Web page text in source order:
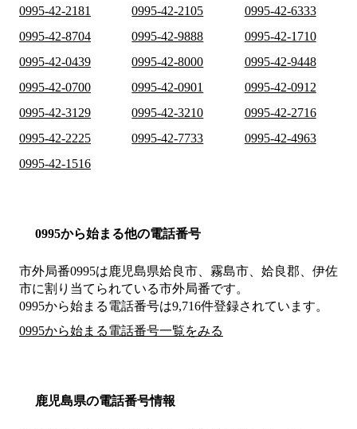
0995-42-2181
0995-42-2105
0995-42-6333
0995-42-8704
0995-42-9888
0995-42-1710
0995-42-0439
0995-42-8000
0995-42-9448
0995-42-0700
0995-42-0901
0995-42-0912
0995-42-3129
0995-42-3210
0995-42-2716
0995-42-2225
0995-42-7733
0995-42-4963
0995-42-1516
0995から始まる他の電話番号
市外局番0995は鹿児島県姶良市、霧島市、姶良郡、伊佐
市に割り当てられている市外局番です。
0995から始まる電話番号は9,716件登録されています。
0995から始まる電話番号一覧をみる
鹿児島県の電話番号情報